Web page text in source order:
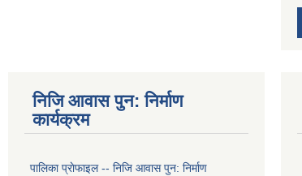
निजि आवास पुन: निर्माण
कार्यक्रम
पालिका प्राेफाइल -- निजि आवास पुन: निर्माण